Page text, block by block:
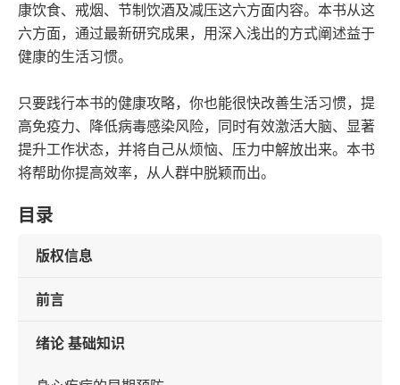
康饮食、戒烟、节制饮酒及减压这六方面内容。本书从这
六方面，通过最新研究成果，用深入浅出的方式阐述益于
健康的生活习惯。
只要践行本书的健康攻略，你也能很快改善生活习惯，提
高免疫力、降低病毒感染风险，同时有效激活大脑、显著
提升工作状态，并将自己从烦恼、压力中解放出来。本书
将帮助你提高效率，从人群中脱颖而出。
目录
版权信息
前言
绪论 基础知识